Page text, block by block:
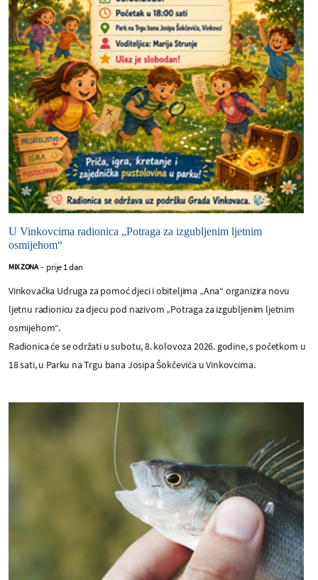
U Vinkovcima radionica „Potraga za izgubljenim ljetnim
osmijehom“
MIX ZONA - prije 1 dan
Vinkovačka Udruga za pomoć djeci i obiteljima „Ana“ organizira novu
ljetnu radionicu za djecu pod nazivom „Potraga za izgubljenim ljetnim
osmijehom“.
Radionica će se održati u subotu, 8. kolovoza 2026. godine, s početkom u
18 sati, u Parku na Trgu bana Josipa Šokčevića u Vinkovcima.